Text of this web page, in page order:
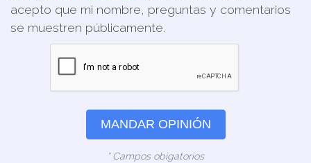
acepto que mi nombre, preguntas y comentarios
se muestren públicamente.
MANDAR OPINIÓN
* Campos obigatorios